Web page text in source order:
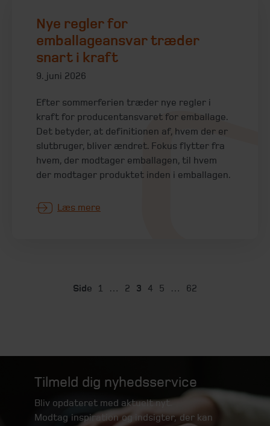
Nye regler for
emballageansvar træder
snart i kraft
9. juni 2026
Efter sommerferien træder nye regler i
kraft for producentansvaret for emballage.
Det betyder, at definitionen af, hvem der er
slutbruger, bliver ændret. Fokus flytter fra
hvem, der modtager emballagen, til hvem
der modtager produktet inden i emballagen.
Læs mere
Side 1 … 2 3 4 5 … 62
Tilmeld dig nyhedsservice
Bliv opdateret med aktuelt nyt.
Modtag inspiration og indsigter, der kan